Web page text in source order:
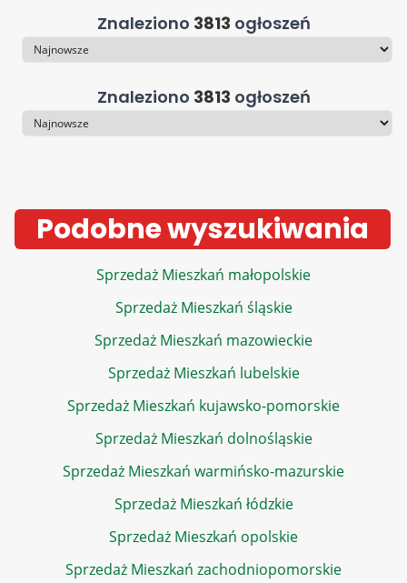
Znaleziono 3813 ogłoszeń
Sortowanie
Znaleziono 3813 ogłoszeń
Sortowanie
Podobne wyszukiwania
Sprzedaż Mieszkań małopolskie
Sprzedaż Mieszkań śląskie
Sprzedaż Mieszkań mazowieckie
Sprzedaż Mieszkań lubelskie
Sprzedaż Mieszkań kujawsko-pomorskie
Sprzedaż Mieszkań dolnośląskie
Sprzedaż Mieszkań warmińsko-mazurskie
Sprzedaż Mieszkań łódzkie
Sprzedaż Mieszkań opolskie
Sprzedaż Mieszkań zachodniopomorskie